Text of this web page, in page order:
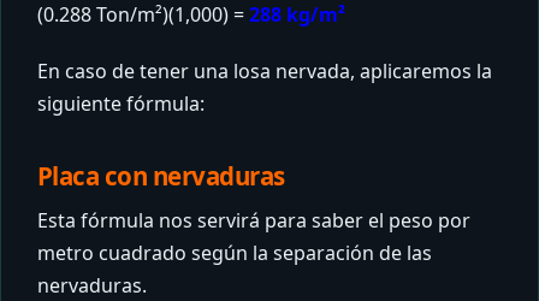
(0.288 Ton/m²)(1,000) =288 kg/m²
En caso de tener una losa nervada, aplicaremos la
siguiente fórmula:
Placa con nervaduras
Esta fórmula nos servirá para saber el peso por
metro cuadrado según la separación de las
nervaduras.